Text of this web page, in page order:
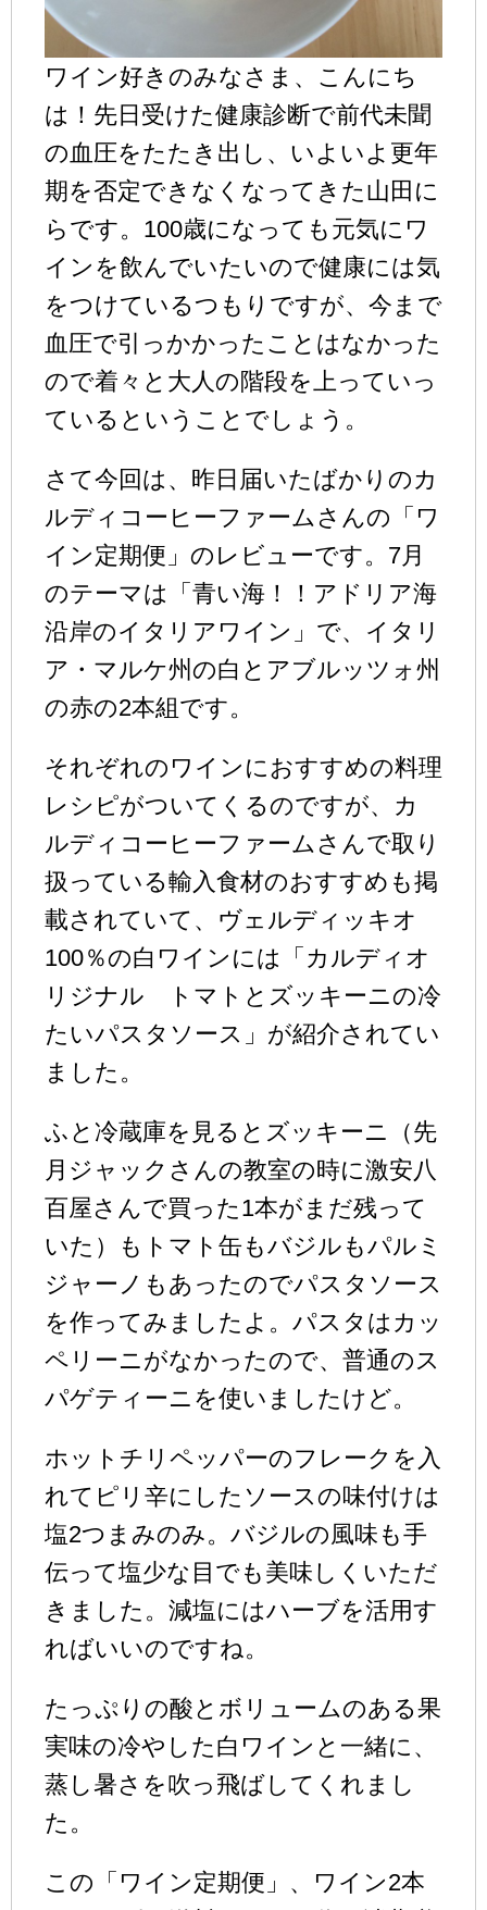
ワイン好きのみなさま、こんにち
は！先日受けた健康診断で前代未聞
の血圧をたたき出し、いよいよ更年
期を否定できなくなってきた山田に
らです。100歳になっても元気にワ
インを飲んでいたいので健康には気
をつけているつもりですが、今まで
血圧で引っかかったことはなかった
ので着々と大人の階段を上っていっ
ているということでしょう。
さて今回は、昨日届いたばかりのカ
ルディコーヒーファームさんの「ワ
イン定期便」のレビューです。7月
のテーマは「青い海！！アドリア海
沿岸のイタリアワイン」で、イタリ
ア・マルケ州の白とアブルッツォ州
の赤の2本組です。
それぞれのワインにおすすめの料理
レシピがついてくるのですが、カ
ルディコーヒーファームさんで取り
扱っている輸入食材のおすすめも掲
載されていて、ヴェルディッキオ
100％の白ワインには「カルディオ
リジナル トマトとズッキーニの冷
たいパスタソース」が紹介されてい
ました。
ふと冷蔵庫を見るとズッキーニ（先
月ジャックさんの教室の時に激安八
百屋さんで買った1本がまだ残って
いた）もトマト缶もバジルもパルミ
ジャーノもあったのでパスタソース
を作ってみましたよ。パスタはカッ
ペリーニがなかったので、普通のス
パゲティーニを使いましたけど。
ホットチリペッパーのフレークを入
れてピリ辛にしたソースの味付けは
塩2つまみのみ。バジルの風味も手
伝って塩少な目でも美味しくいただ
きました。減塩にはハーブを活用す
ればいいのですね。
たっぷりの酸とボリュームのある果
実味の冷やした白ワインと一緒に、
蒸し暑さを吹っ飛ばしてくれまし
た。
この「ワイン定期便」、ワイン2本